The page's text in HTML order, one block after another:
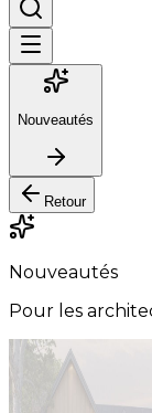
Nouveautés
Retour
Nouveautés
Pour les